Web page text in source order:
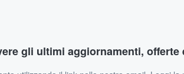
gli ultimi aggiornamenti,